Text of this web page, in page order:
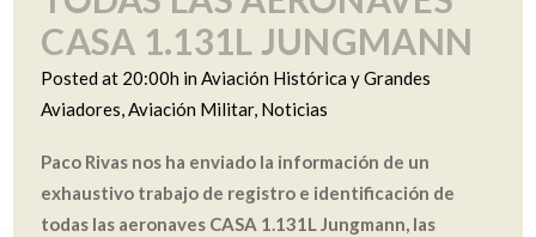
CASA 1.131L JUNGMANN
Posted at 20:00h inAviación Histórica y Grandes
Aviadores,Aviación Militar, Noticias
Paco Rivas nos ha enviado la información de un
exhaustivo trabajo de registro e identificación de
todas las aeronaves CASA 1.131L Jungmann, las